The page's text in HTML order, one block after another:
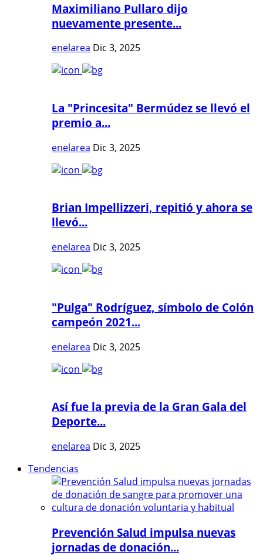
Maximiliano Pullaro dijo
nuevamente presente...
enelarea Dic 3, 2025
La "Princesita" Bermúdez se llevó el
premio a...
enelarea Dic 3, 2025
Brian Impellizzeri, repitió y ahora se
llevó...
enelarea Dic 3, 2025
"Pulga" Rodríguez, símbolo de Colón
campeón 2021...
enelarea Dic 3, 2025
Así fue la previa de la Gran Gala del
Deporte...
enelarea Dic 3, 2025
Tendencias
Prevención Salud impulsa nuevas
jornadas de donación...